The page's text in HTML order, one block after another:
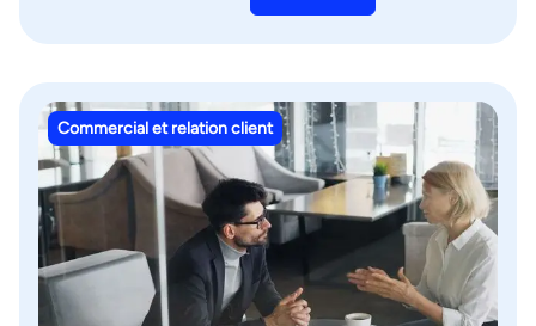
Commercial et relation client